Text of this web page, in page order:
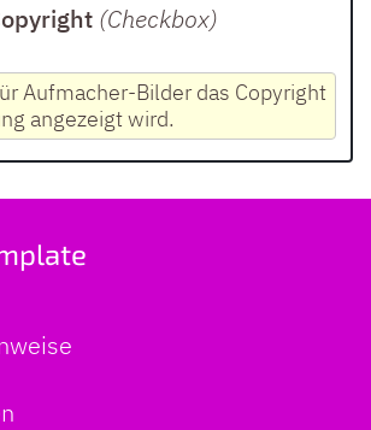
(Checkbox)
Aufmacher-Bilder das Copyright
angezeigt wird.